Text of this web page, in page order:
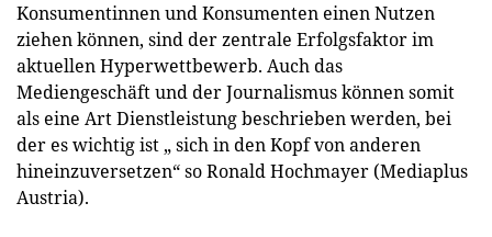
Konsumentinnen und Konsumenten einen Nutzen
ziehen können, sind der zentrale Erfolgsfaktor im
aktuellen Hyperwettbewerb. Auch das
Mediengeschäft und der Journalismus können somit
als eine Art Dienstleistung beschrieben werden, bei
der es wichtig ist „ sich in den Kopf von anderen
hineinzuversetzen“ so Ronald Hochmayer (Mediaplus
Austria).